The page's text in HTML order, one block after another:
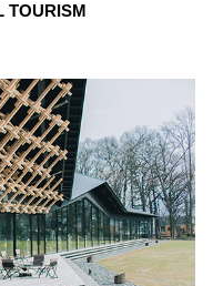
TOURISM